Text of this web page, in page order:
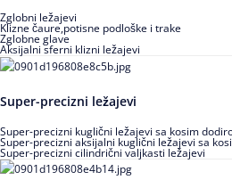
Zglobni ležajevi
Klizne čaure,potisne podloške i trake
Zglobne glave
Aksijalni sferni klizni ležajevi
Super-precizni ležajevi
Super-precizni kuglični ležajevi sa kosim
Super-precizni aksijalni kuglični ležajevi sa
Super-precizni cilindrični valjkasti ležajevi